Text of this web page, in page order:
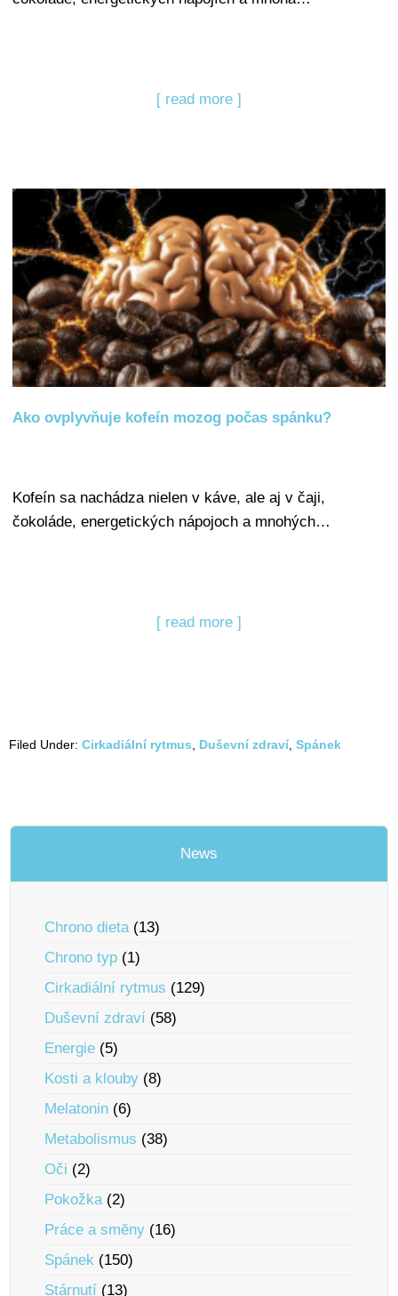
[ read more ]
Ako ovplyvňuje kofeín mozog počas spánku?
Kofeín sa nachádza nielen v káve, ale aj v čaji,
čokoláde, energetických nápojoch a mnohých…
[ read more ]
Filed Under: Cirkadiální rytmus Duševní zdraví Spánek
News
Chrono dieta(13)
Chrono typ (1)
Cirkadiální rytmus (129)
Duševní zdraví (58)
Energie (5)
Kosti a klouby (8)
Melatonin (6)
Metabolismus (38)
Oči (2)
Pokožka(2)
Práce a smĕny (16)
Spánek (150)
Stárnutí (13)